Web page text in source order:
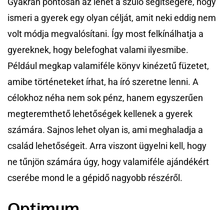
ismeri a gyerek egy olyan célját, amit neki eddig nem
volt módja megvalósítani. Így most felkínálhatja a
gyereknek, hogy belefoghat valami ilyesmibe.
Például megkap valamiféle könyv kinézetű füzetet,
amibe történeteket írhat, ha író szeretne lenni. A
célokhoz néha nem sok pénz, hanem egyszerűen
megteremthető lehetőségek kellenek a gyerek
számára. Sajnos lehet olyan is, ami meghaladja a
család lehetőségeit. Arra viszont ügyelni kell, hogy
ne tűnjön számára úgy, hogy valamiféle ajándékért
cserébe mond le a gépidő nagyobb részéről.